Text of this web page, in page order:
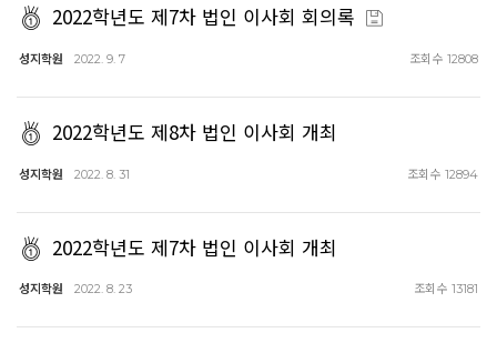
2022학년도 제7차 법인 이사회 회의록
성지학원 2022. 9. 7 조회수 12808
2022학년도 제8차 법인 이사회 개최
성지학원 2022. 8. 31 조회수 12894
2022학년도 제7차 법인 이사회 개최
성지학원 2022. 8. 23 조회수 13181